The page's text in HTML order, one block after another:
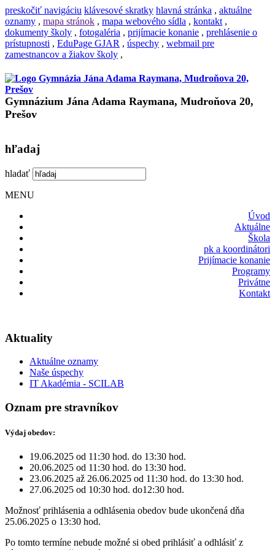
preskočiť navigáciu klávesové skratky hlavná stránka , aktuálne
oznamy , mapa stránok , mapa webového sídla , kontakt ,
dokumenty školy , fotogaléria , prijímacie konanie , prehlásenie o
prístupnosti , EduPage GJAR , úspechy , webmail pre
zamestnancov a žiakov školy ,
Gymnázium Jána Adama Raymana, Mudroňova 20,
Prešov
hľadaj
hladať
MENU
Úvod
Aktuálne
Škola
pk a koordinátori
Prijímacie konanie
Programy
Privátne
Kontakt
Aktuality
Aktuálne oznamy
Naše úspechy
IT Akadémia - SCILAB
Oznam pre stravníkov
Výdaj obedov:
19.06.2025 od 11:30 hod. do 13:30 hod.
20.06.2025 od 11:30 hod. do 13:30 hod.
23.06.2025 až 26.06.2025 od 11:30 hod. do 13:30 hod.
27.06.2025 od 10:30 hod. do12:30 hod.
Možnosť prihlásenia a odhlásenia obedov bude ukončená dňa
25.06.2025 o 13:30 hod.
Po tomto termíne nebude možné si obed prihlásiť a odhlásiť z